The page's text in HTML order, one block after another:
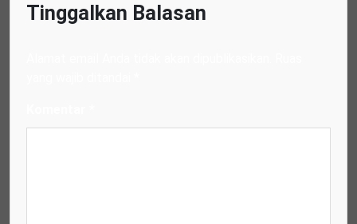
Tinggalkan Balasan